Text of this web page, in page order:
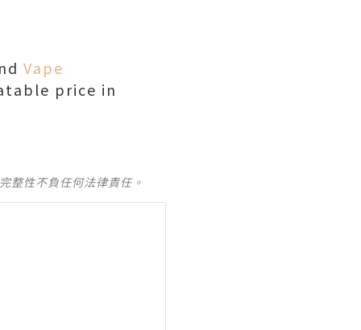
Vape
price in
整性不負任何法律責任。